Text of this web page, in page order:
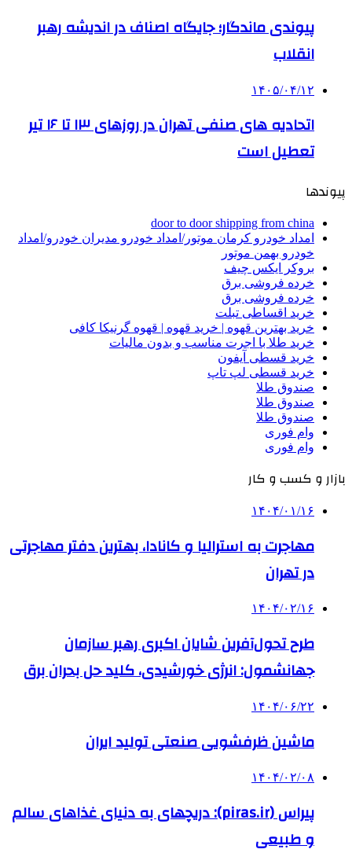
پیوندی ماندگار؛ جایگاه اصناف در اندیشه رهبر
انقلاب
۱۴۰۵/۰۴/۱۲
اتحادیه های صنفی تهران در روزهای ۱۳ تا ۱۶ تیر
تعطیل است
پیوندها
door to door shipping from china
امداد خودرو کرمان موتور/امداد خودرو مدیران خودرو/امداد
خودرو بهمن موتور
بروکر ایکس چیف
خرده فروشی برق
خرده فروشی برق
خرید اقساطی تبلت
خرید بهترین قهوه | خرید قهوه | قهوه گرنیکا کافی
خرید طلا با اجرت مناسب و بدون مالیات
خرید قسطی آیفون
خرید قسطی لپ تاپ
صندوق طلا
صندوق طلا
صندوق طلا
وام فوری
وام فوری
بازار و کسب و کار
۱۴۰۴/۰۱/۱۶
مهاجرت به استرالیا و کانادا، بهترین دفتر مهاجرتی
در تهران
۱۴۰۴/۰۲/۱۶
طرح تحول‌آفرین شایان اکبری رهبر سازمان
جهانشمول: انرژی خورشیدی، کلید حل بحران برق
۱۴۰۴/۰۶/۲۲
ماشین ظرفشویی صنعتی تولید ایران
۱۴۰۴/۰۲/۰۸
پیراس (piras.ir): دریچهای به دنیای غذاهای سالم
و طبیعی